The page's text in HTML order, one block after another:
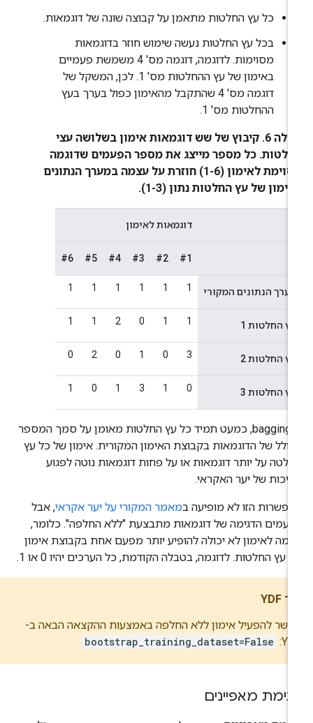
כל עץ החלטות מתאמן על קבוצה שונה של דוגמאות.
בכל עץ החלטות נעשה שימוש חוזר בדוגמאות
מסוימות. לדוגמה, דוגמה מס' 4 משמשת פעמיים
באימון של עץ ההחלטות מס' 1. לכן, המשקל של
דוגמה מס' 4 שהתקבל מהאימון כפול בערך בעץ
ההחלטות מס' 1.
טבלה 6. קיבוץ של שש דוגמאות אימון בשלושה עצי
כל מספר מייצג את מספר הפעמים שדוגמה
מסוימת לאימון (1-6) חוזרת על עצמה במערך הנתונים
של עץ החלטות נתון (1-3).
דוגמאות לאימון
#2
#3
#4
#5
#6
מערך הנתונים המקורי 1
עץ החלטות 1
עץ החלטות 2
עץ החלטות 3
ב-bagging, כמעט תמיד כל עץ החלטות מאומן על סמך המספר
של הדוגמאות בקבוצת האימון המקורית. אימון של כל עץ
על יותר דוגמאות או על פחות דוגמאות נוטה לפגוע
של יער האקראי.
הזו לא מופיעה במאמר המקורי על יער אקראי, אבל
הדגימה של דוגמאות מתבצעת "ללא החלפה". כלומר,
לאימון לא יכולה להופיע יותר מפעם אחת בקבוצת אימון
עץ החלטות. לדוגמה, בטבלה הקודמת, כל הערכים יהיו 0 או 1.
להפעיל אימון ללא החלפה באמצעות ההקצאה הבאה ב-
bootstrap_training_dataset=False
מאפיינים